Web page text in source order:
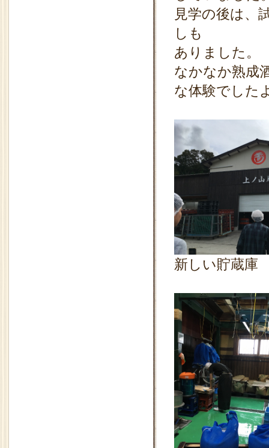
見学の後は、
しも
ありました。
なかなか熟成
な体験でした
新しい貯蔵庫